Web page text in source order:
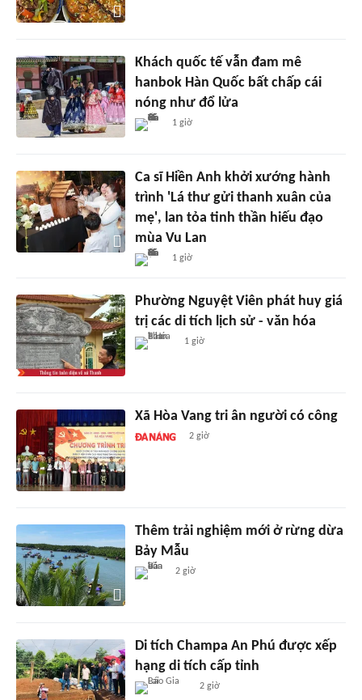
Khách quốc tế vẫn đam mê
hanbok Hàn Quốc bất chấp cái
nóng như đổ lửa
1 giờ
Ca sĩ Hiền Anh khởi xướng hành
trình 'Lá thư gửi thanh xuân của
mẹ', lan tỏa tinh thần hiếu đạo
mùa Vu Lan
1 giờ
Phường Nguyệt Viên phát huy giá
trị các di tích lịch sử - văn hóa
1 giờ
Xã Hòa Vang tri ân người có công
2 giờ
Thêm trải nghiệm mới ở rừng dừa
Bảy Mẫu
2 giờ
Di tích Champa An Phú được xếp
hạng di tích cấp tỉnh
2 giờ